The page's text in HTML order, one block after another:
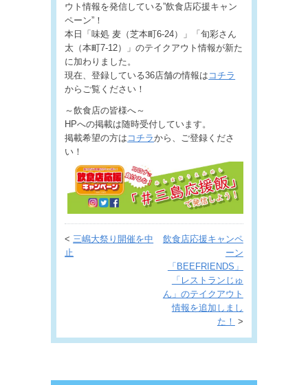
ウト情報を発信している”飲食店応援キャン
ペーン”！
本日「味処 麦（芝本町6-24）」「旬彩さん
太（本町7-12）」のテイクアウト情報が新た
に加わりました。
現在、登録している36店舗の情報は コチラ
からご覧ください！
～飲食店の皆様へ～
HPへの掲載は随時受付しています。
掲載希望の方は コチラから、ご登録くださ
い！
<三嶋大祭り開催を中
止
飲食店応援キャンペ
ーン
「BEEFRIENDS」
「レストランじゅ
ん」のテイクアウト
情報を追加しまし
た！
>